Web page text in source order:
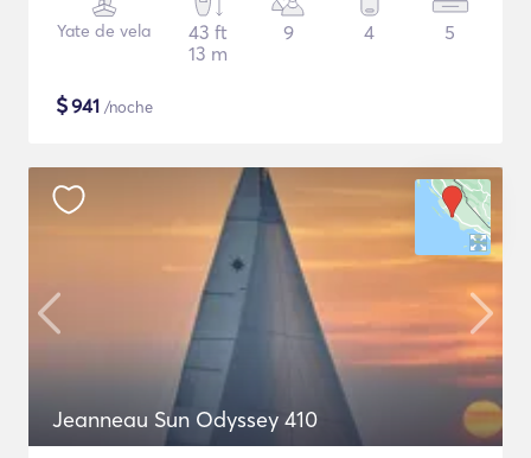
Yate de vela
43 ft
13 m
9 4 5
$941 /noche
Jeanneau Sun Odyssey 410